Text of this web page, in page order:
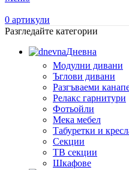
0 артикули
Разгледайте категории
Дневна
Модулни дивани
Ъглови дивани
Разгъваеми
Релакс гарнитури
Фотьойли
Мека мебел
Табуретки и
Секции
ТВ секции
Шкафове